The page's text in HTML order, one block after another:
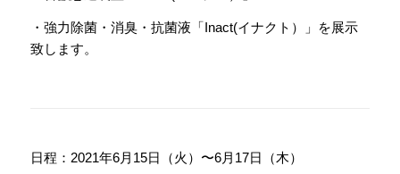
・強力除菌・消臭・抗菌液「Inact(イナクト）」を展示
致します。
日程：2021年6月15日（火）〜6月17日（木）